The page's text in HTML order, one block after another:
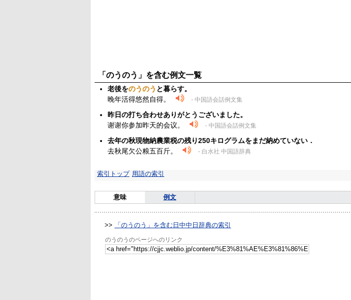
「のうのう」を含む例文一覧
老後をのうのう と暮らす。
晚年活得悠然自得。
- 中国語会話例文集
昨日の打ち合わせありがとうございました。
谢谢你参加昨天的会议。
- 中国語会話例文集
去年の秋現物納農業税の残り250キログラムをまだ納めていない．
去秋尾欠公粮五百斤。
- 白水社 中国語辞典
索引トップ 用語の索引
意味 例文
>> 「のうのう」を含む日中中日辞典の索引
のうのうのページへのリンク